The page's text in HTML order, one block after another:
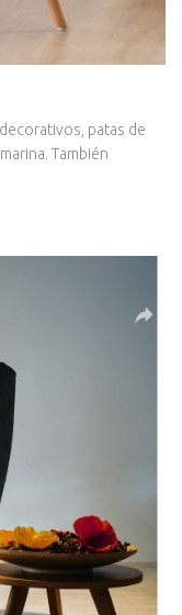
patas de
También